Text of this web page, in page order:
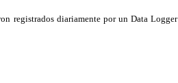
registrados diariamente por un Data Logger